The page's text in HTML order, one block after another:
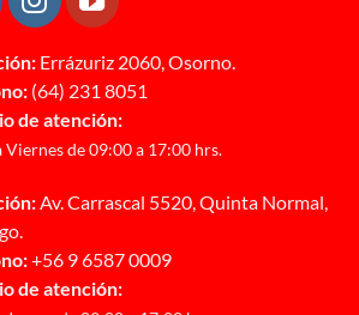
Errázuriz 2060, Osorno.
(64) 231 8051
de atención:
Viernes de 09:00 a 17:00 hrs.
Av. Carrascal 5520, Quinta Normal,
+56 9 6587 0009
de atención: